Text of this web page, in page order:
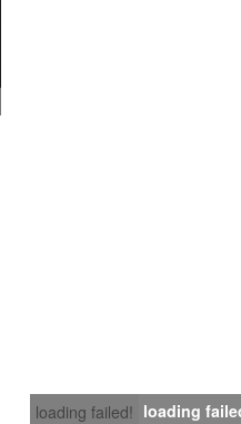
loading failed! loading